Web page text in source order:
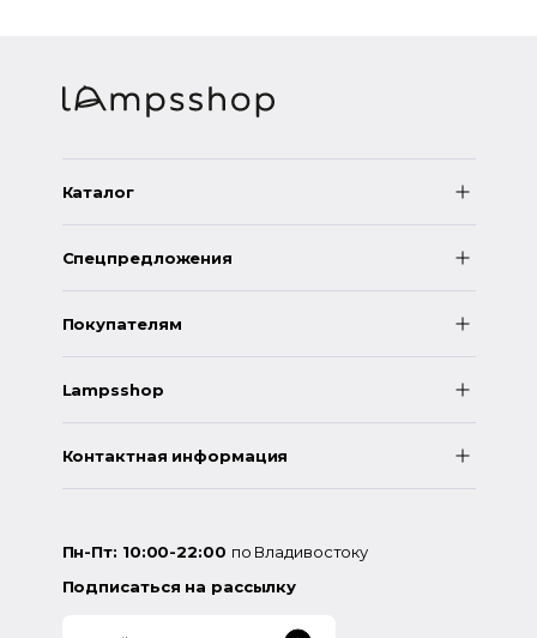
Каталог
Спецпредложения
Покупателям
Lampsshop
Контактная информация
Пн-Пт: 10:00-22:00 по Владивостоку
Подписаться на рассылку